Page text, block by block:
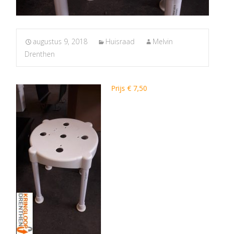
augustus 9, 2018 Huisraad
Melvin
Drenthen
Prijs € 7,50